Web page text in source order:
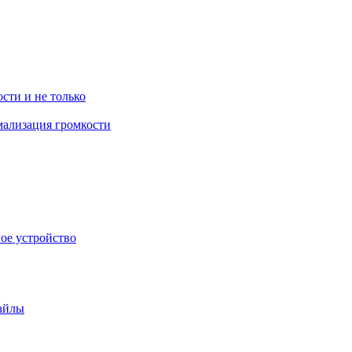
и не только
громкости
устройство